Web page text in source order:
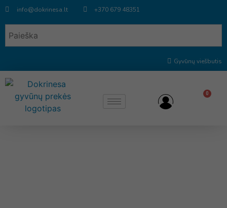
info@dokrinesa.lt +370 679 48351
Gyvūnų viešbutis
0